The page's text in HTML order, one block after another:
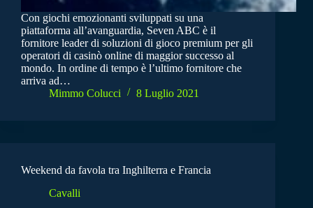
Con giochi emozionanti sviluppati su una
piattaforma all’avanguardia, Seven ABC è il
fornitore leader di soluzioni di gioco premium per gli
operatori di casinò online di maggior successo al
mondo. In ordine di tempo è l’ultimo fornitore che
arriva ad…
Mimmo Colucci
8 Luglio 2021
Weekend da favola tra Inghilterra e Francia
Cavalli